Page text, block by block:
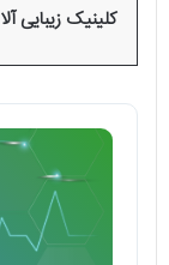
کلینیک زیبایی آلا